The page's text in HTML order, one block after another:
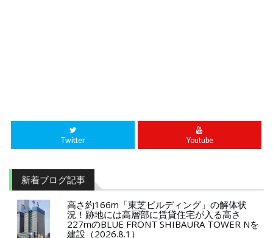
Twitter Youtube
新着ブログ記事
高さ約166m「東芝ビルディング」の解体状
況！跡地には高層部に賃貸住宅が入る高さ
227mのBLUE FRONT SHIBAURA TOWER Nを
建設（2026.8.1）